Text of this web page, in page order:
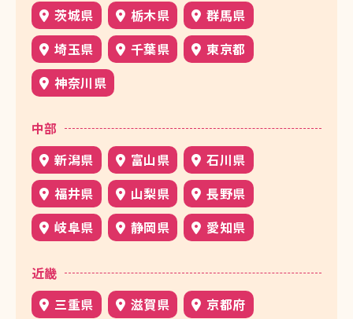
茨城県
栃木県
群馬県
埼玉県
千葉県
東京都
神奈川県
中部
新潟県
富山県
石川県
福井県
山梨県
長野県
岐阜県
静岡県 愛知県
近畿
三重県
滋賀県
京都府